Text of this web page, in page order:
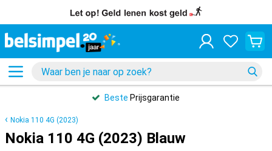
Beste Prijsgarantie
Nokia 110 4G (2023)
Nokia 110 4G (2023) Blauw